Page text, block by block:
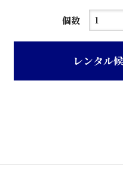
個数
茶
仕
レンタル